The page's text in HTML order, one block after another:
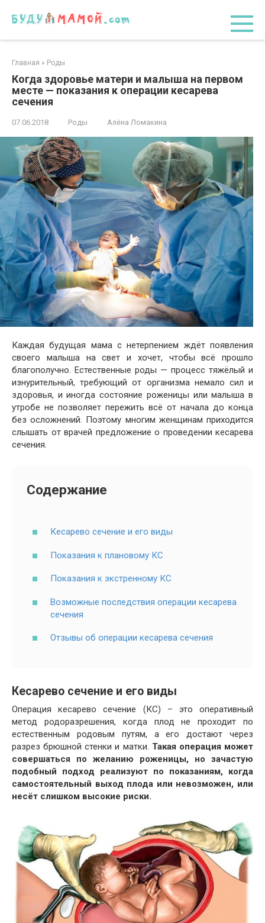
Главная » Роды
Когда здоровье матери и малыша на первом
месте — показания к операции кесарева
сечения
07.06.2018 Роды Алёна Ломакина
Каждая будущая мама с нетерпением ждёт появления
своего малыша на свет и хочет, чтобы всё прошло
благополучно. Естественные роды — процесс тяжёлый и
изнурительный, требующий от организма немало сил и
здоровья, и иногда состояние роженицы или малыша в
утробе не позволяет пережить всё от начала до конца
без осложнений. Поэтому многим женщинам приходится
слышать от врачей предложение о проведении кесарева
сечения.
Содержание
Кесарево сечение и его виды
Показания к плановому КС
Показания к экстренному КС
Возможные последствия операции кесарева
сечения
Отзывы об операции кесарева сечения
Кесарево сечение и его виды
Операция кесарево сечение (КС) – это оперативный
метод родоразрешения, когда плод не проходит по
естественным родовым путям, а его достают через
разрез брюшной стенки и матки. Такая операция может
совершаться по желанию роженицы, но зачастую
подобный подход реализуют по показаниям, когда
самостоятельный выход плода или невозможен, или
несёт слишком высокие риски.